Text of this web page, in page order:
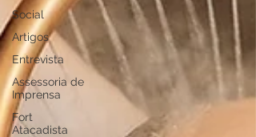
Social
Artigos
Entrevista
Assessoria de
Imprensa
Fort
Atacadista